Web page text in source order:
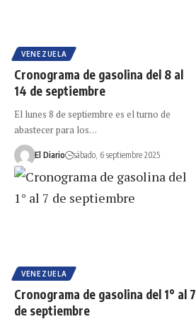
VENEZUELA
Cronograma de gasolina del 8 al
14 de septiembre
El lunes 8 de septiembre es el turno de
abastecer para los…
El Diario sábado, 6 septiembre 2025
VENEZUELA
Cronograma de gasolina del 1° al 7
de septiembre